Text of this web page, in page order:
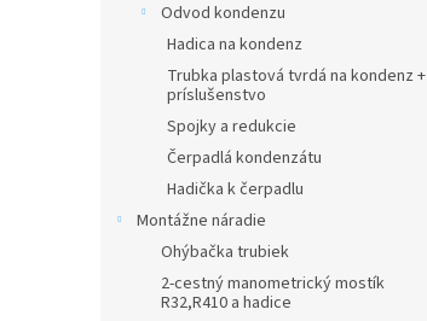
Odvod kondenzu
Hadica na kondenz
Trubka plastová tvrdá na kondenz +
príslušenstvo
Spojky a redukcie
Čerpadlá kondenzátu
Hadička k čerpadlu
Montážne náradie
Ohýbačka trubiek
2-cestný manometrický mostík
R32,R410 a hadice